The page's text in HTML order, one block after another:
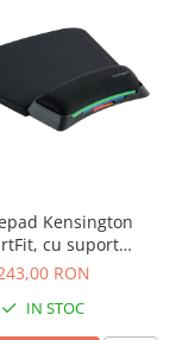
Kensington
cu suport
ajustabil, negru
RON
IN STOC